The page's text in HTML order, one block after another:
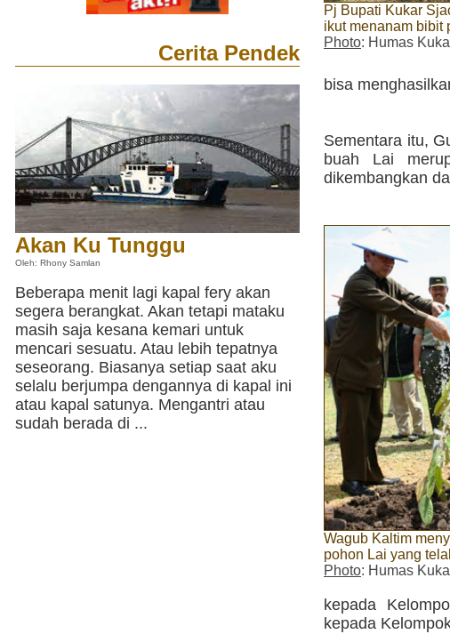
Cerita Pendek
Akan Ku Tunggu
Oleh: Rhony Samlan
Beberapa menit lagi kapal fery akan
segera berangkat. Akan tetapi mataku
masih saja kesana kemari untuk
mencari sesuatu. Atau lebih tepatnya
seseorang. Biasanya setiap saat aku
selalu berjumpa dengannya di kapal ini
atau kapal satunya. Mengantri atau
sudah berada di ...
Pj Bupati Kukar
ikut menanam bibit
Photo: Humas
bisa
Sementara itu,
buah Lai
dikembangkan
Wagub Kaltim
pohon Lai yang
Photo: Humas
kepada
kepada